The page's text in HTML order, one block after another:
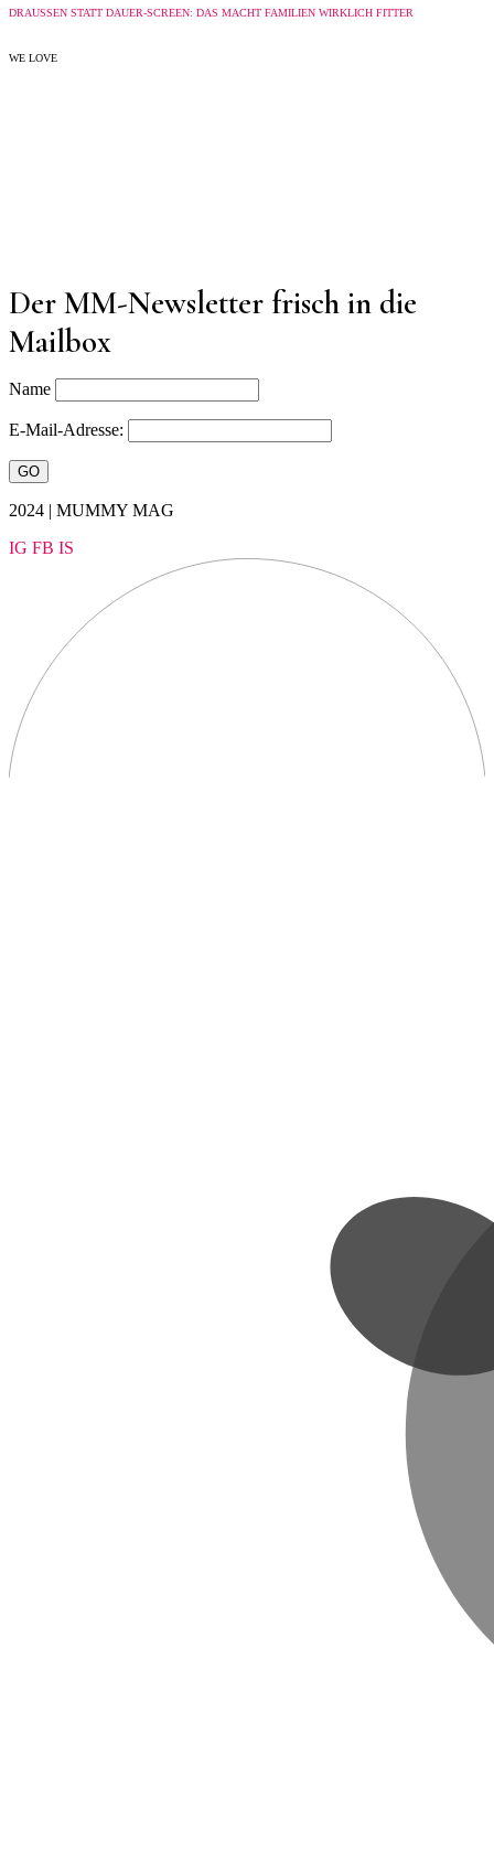
DRAUSSEN STATT DAUER-SCREEN: DAS MACHT FAMILIEN WIRKLICH FITTER
WE LOVE
Der MM-Newsletter frisch in die
Mailbox
Name
E-Mail-Adresse:
2024 | MUMMY MAG
IG FB IS